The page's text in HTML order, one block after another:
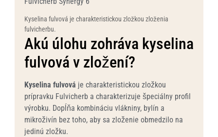
Kyselina fulvová je charakteristickou zložkou zloženia
fulvicherbu.
Akú úlohu zohráva kyselina
fulvová v zložení?
Kyselina fulvová je charakteristickou zložkou
prípravku Fulvicherb a charakterizuje špeciálny profil
výrobku. Dopĺňa kombináciu vlákniny, bylín a
mikroživín bez toho, aby sa zloženie obmedzilo na
jedinú zložku.